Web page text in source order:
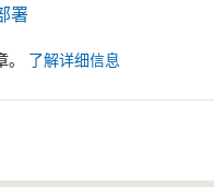
署
了解详细信息